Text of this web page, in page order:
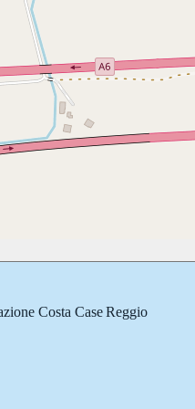
Costa Case Reggio